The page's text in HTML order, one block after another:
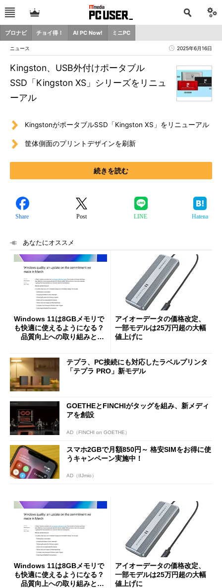
プロナビ チョイ得！ AI PC Now! ミニPC
ニュース 2025年6月16日
Kingston、USB外付けポータブル
SSD「Kingston XS」シリーズをリニュ
ーアル
KingstonがポータブルSSD「Kingston XS」をリニューアル
筐体側面のプリントデザインを刷新
続きを読む
Share Post LINE Hatena
あなたにオススメ
Windows 11は8GBメモリで
も快適に使えるようになる？
品質向上への取り組みと
アイオーデータの価格改定、
一部モデルは25万円超の大幅
値上げに
テプラ、PC接続にも対応したラベルプリンタ
「テプラ PRO」新モデル
GOETHEとFINCHIがタッグを組み、新メディ
アを創設
AD（FINCHI on GOETHE）
スマホ2GBで月額850円～ 格安SIMをお得に使
うキャンペーン実施中！
AD（IIJmio）
Windows 11は8GBメモリで
も快適に使えるようになる？
品質向上への取り組みと
アイオーデータの価格改定、
一部モデルは25万円超の大幅
値上げに